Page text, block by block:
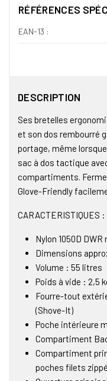
RÉFÉRENCES
EAN-13 :
DESCRIPTION
Ses bretelles
et son dos rembourré
portage, même
sac à dos tactique
compartiments.
Glove-Friendly
CARACTERISTIQUES :
Nylon 1050D
Dimensions
Volume : 55 litres
Poids à vide : 2,5
Fourre-tout
(Shove-It)
Poche intérieure
Compartiment
Compartiment
poches filets